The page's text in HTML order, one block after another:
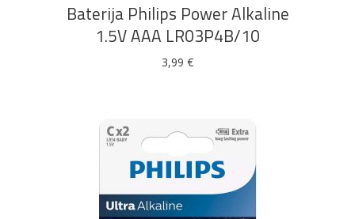
Baterija Philips Power Alkaline
1.5V AAA LR03P4B/10
3,99 €